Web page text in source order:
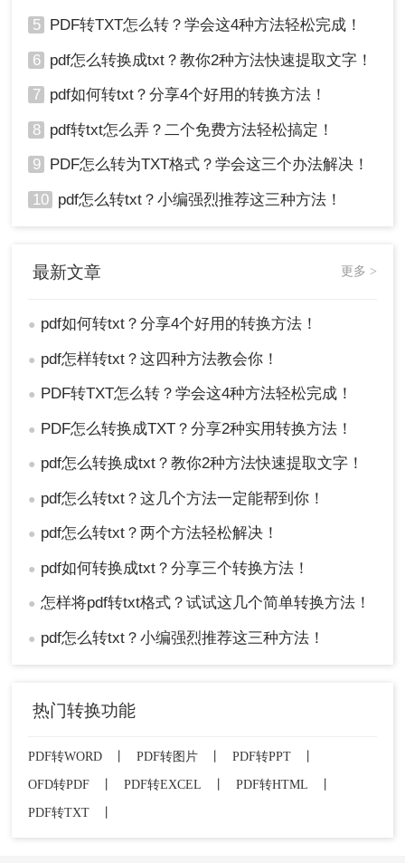
5 PDF转TXT怎么转？学会这4种方法轻松完成！
6 pdf怎么转换成txt？教你2种方法快速提取文字！
7 pdf如何转txt？分享4个好用的转换方法！
8 pdf转txt怎么弄？二个免费方法轻松搞定！
9 PDF怎么转为TXT格式？学会这三个办法解决！
10 pdf怎么转txt？小编强烈推荐这三种方法！
最新文章 更多 >
● pdf如何转txt？分享4个好用的转换方法！
● pdf怎样转txt？这四种方法教会你！
● PDF转TXT怎么转？学会这4种方法轻松完成！
● PDF怎么转换成TXT？分享2种实用转换方法！
● pdf怎么转换成txt？教你2种方法快速提取文字！
● pdf怎么转txt？这几个方法一定能帮到你！
● pdf怎么转txt？两个方法轻松解决！
● pdf如何转换成txt？分享三个转换方法！
● 怎样将pdf转txt格式？试试这几个简单转换方法！
● pdf怎么转txt？小编强烈推荐这三种方法！
热门转换功能
PDF转WORD PDF转图片 PDF转PPT
OFD转PDF
PDF转EXCEL PDF转HTML
PDF转TXT